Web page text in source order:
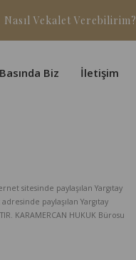
Nasıl Vekalet Verebilirim?
Basında Biz İletişim
sitesinde paylaşılan Yargıtay
paylaşılan Yargıtay
KARAMERCAN HUKUK Bürosu